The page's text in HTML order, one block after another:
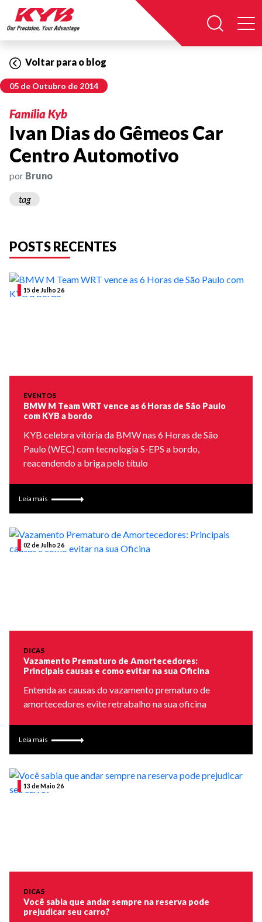
Voltar para o blog
05 de Outubro de 2014
Família Kyb
Ivan Dias do Gêmeos Car
Centro Automotivo
por Bruno
tag
POSTS RECENTES
15 de Julho 26
EVENTOS
BMW M Team WRT vence as 6 Horas de São Paulo
com KYB a bordo
KYB celebra vitória da BMW nas 6 Horas de São
Paulo (WEC) com tecnologia S-EPS a bordo,
reacendendo a briga pelo título
Leia mais
02 de Julho 26
DICAS
Vazamento Prematuro de Amortecedores:
Principais causas e como evitar na sua Oficina
Entenda as causas do vazamento prematuro de
amortecedores evite retrabalho na sua oficina
Leia mais
13 de Maio 26
DICAS
Você sabia que andar sempre na reserva pode
prejudicar seu carro?